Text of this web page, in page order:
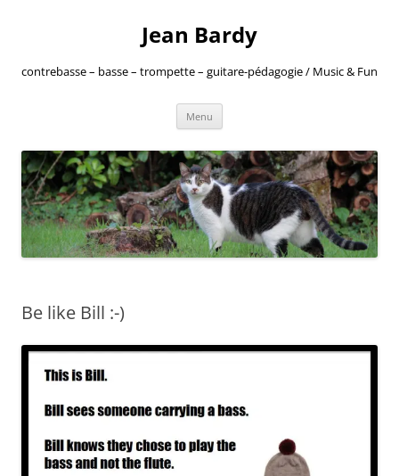
Jean Bardy
contrebasse – basse – trompette – guitare-pédagogie / Music & Fun
Menu
Be like Bill :-)